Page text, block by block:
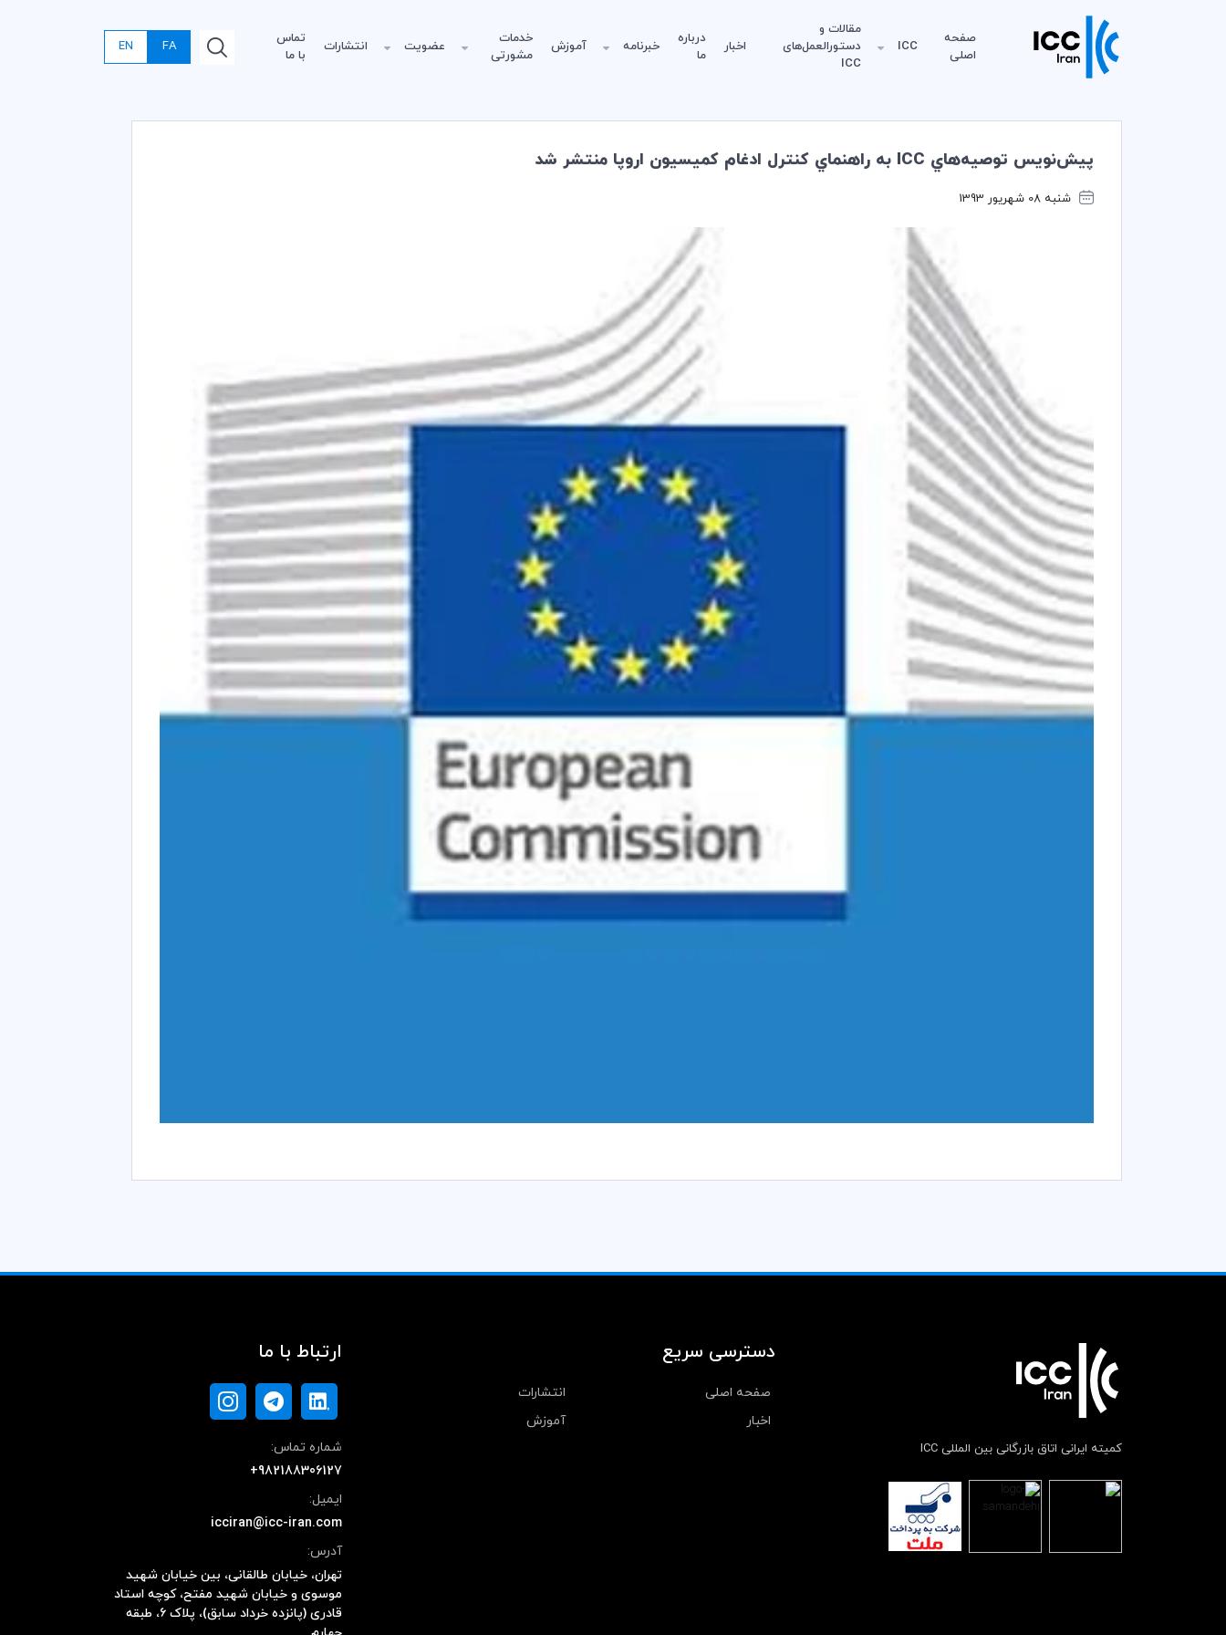
صفحه
اصلی
ICC
مقالات و
دستورالعمل‌های
ICC
اخبار
درباره
ما
خبرنامه آموزش
خدمات
مشورتی
عضویت انتشارات
تماس
با ما
FA
EN
پيش‌نويس توصيه‌هاي ICC به راهنماي كنترل ادغام كميسيون اروپا منتشر شد
شنبه 08 شهریور 1393
کمیته ایرانی اتاق بازرگانی بین المللی ICC
دسترسی سریع
صفحه اصلی
انتشارات
اخبار
آموزش
ارتباط با ما
شماره تماس:
+982188306127
ایمیل:
icciran@icc-iran.com
آدرس:
تهران، خیابان طالقانی، بین خیابان شهید
موسوی و خیابان شهید مفتح، کوچه استاد
قادری (پانزده خرداد سابق)، پلاک ۶، طبقه